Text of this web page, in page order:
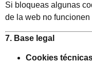
Si bloqueas algunas
de la web no funcionen
7. Base legal
Cookies